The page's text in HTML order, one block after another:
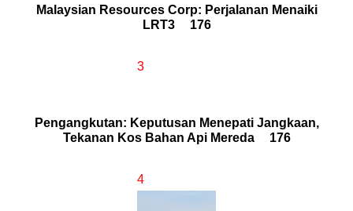
Malaysian Resources Corp: Perjalanan Menaiki
LRT3
176
3
Pengangkutan: Keputusan Menepati Jangkaan,
Tekanan Kos Bahan Api Mereda
176
4